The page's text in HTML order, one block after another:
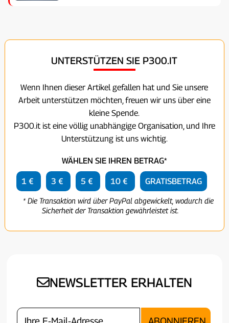
UNTERSTÜTZEN SIE P300.IT
Wenn Ihnen dieser Artikel gefallen hat und Sie unsere
Arbeit unterstützen möchten, freuen wir uns über eine
kleine Spende.
P300.it ist eine völlig unabhängige Organisation, und Ihre
Unterstützung ist uns wichtig.
WÄHLEN SIE IHREN BETRAG*
1 € 3 € 5 € 10 € GRATISBETRAG
* Die Transaktion wird über PayPal abgewickelt, wodurch die
Sicherheit der Transaktion gewährleistet ist.
NEWSLETTER ERHALTEN